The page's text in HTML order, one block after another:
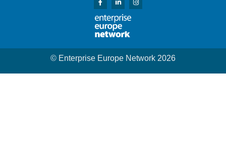
© Enterprise Europe Network 2026